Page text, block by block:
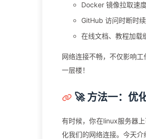
Docker 镜像拉取速
GitHub 访问时断时
在线文档、教程加载
网络连接不畅，不仅影响
一层楼！
🚀 方法一：优
有时候，你在linux服务器
化我们的网络连接。今天